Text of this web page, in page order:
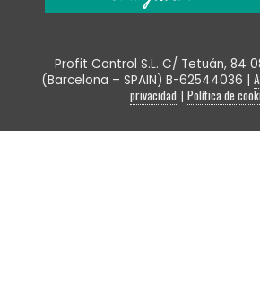
Profit Control S.L. C/ Tetuán, 84
(Barcelona – SPAIN) B-62544036 |
privacidad | Política de